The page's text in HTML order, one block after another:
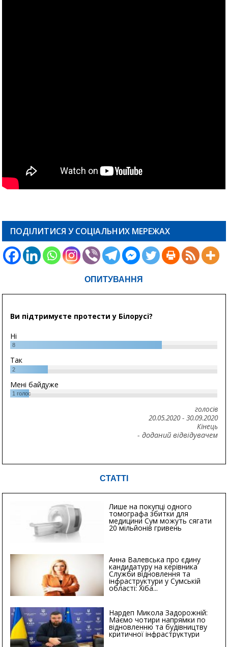
ПОДІЛИТИСЯ У СОЦІАЛЬНИХ МЕРЕЖАХ
ОПИТУВАННЯ
Ви підтримуєте протести у Білорусі?
Ні
8
Так
2
Мені байдуже
1 голос
голосів
20.05.2020- 30.09.2020
Кінець
- доданий відвідувачем
СТАТТІ
Лише на покупці одного
томографа збитки для
медицини Сум можуть сягати
20 мільйонів гривень
Анна Валевська про єдину
кандидатуру на керівника
Служби відновлення та
інфраструктури у Сумській
області: Хіба...
Нардеп Микола Задорожній:
Маємо чотири напрямки по
відновленню та будівництву
критичної інфраструктури